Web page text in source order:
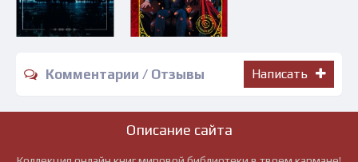
Комментарии / Отзывы Написать
Описание сайта